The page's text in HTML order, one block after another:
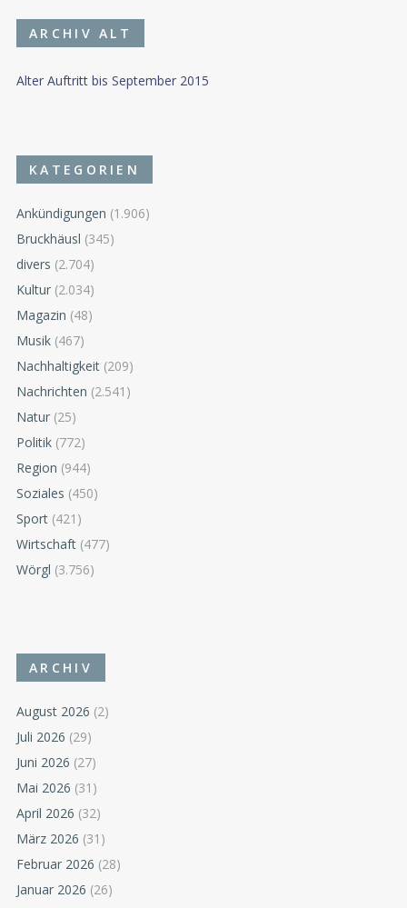
ARCHIV ALT
Alter Auftritt bis September 2015
KATEGORIEN
Ankündigungen (1.906)
Bruckhäusl (345)
divers (2.704)
Kultur (2.034)
Magazin (48)
Musik (467)
Nachhaltigkeit (209)
Nachrichten (2.541)
Natur (25)
Politik (772)
Region (944)
Soziales (450)
Sport (421)
Wirtschaft (477)
Wörgl (3.756)
ARCHIV
August 2026 (2)
Juli 2026 (29)
Juni 2026 (27)
Mai 2026 (31)
April 2026 (32)
März 2026 (31)
Februar 2026 (28)
Januar 2026 (26)